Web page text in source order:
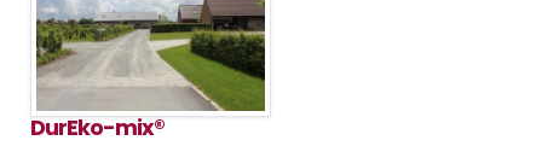
DurEko-mix®